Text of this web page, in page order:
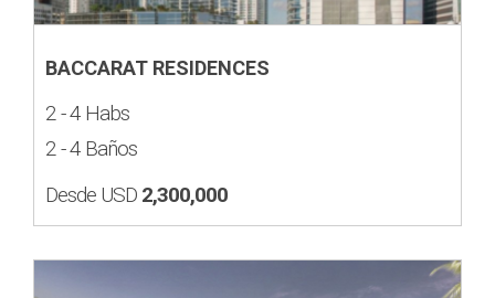
BACCARAT RESIDENCES
2 - 4 Habs
2 - 4 Baños
Desde USD 2,300,000